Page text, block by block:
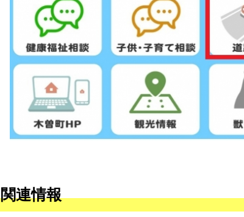
関連情報